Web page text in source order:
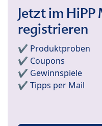
Jetzt im
registrieren
✔️ Produktproben
✔️ Coupons
✔️ Gewinnspiele
✔️ Tipps per Mail